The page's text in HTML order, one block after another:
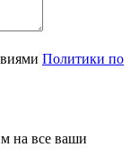
Политики по
на все ваши